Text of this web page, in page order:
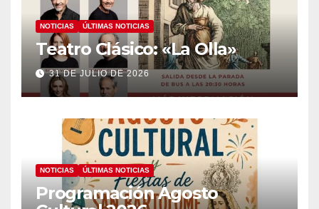
NOTICIAS ÚLTIMAS NOTICIAS
Teatro Clásico: «La Olla»
31 DE JULIO DE 2026
NOTICIAS ÚLTIMAS NOTICIAS
Programación Agosto